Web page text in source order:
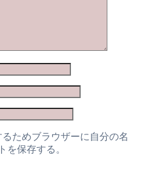
ためブラウザーに自分の名
を保存する。